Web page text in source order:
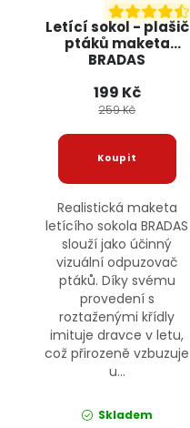
Letící sokol - plašič
ptáků maketa
BRADAS
199 Kč
259 Kč
Realistická maketa
letícího sokola BRADAS
slouží jako účinný
vizuální odpuzovač
ptáků. Díky svému
provedení s
roztaženými křídly
imituje dravce v letu,
což přirozeně vzbuzuje
u...
Skladem